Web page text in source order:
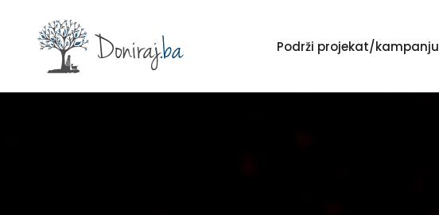
Podrži projekat/kampanju